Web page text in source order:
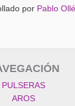
por Pablo Ollé
PULSERAS
AROS